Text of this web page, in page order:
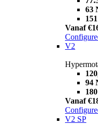
63
Vanaf
V2
94
Vanaf
V2 SP